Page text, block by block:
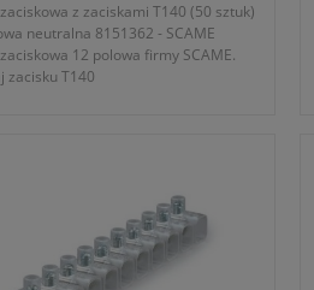
z zaciskami T140 (50 sztuk)
neutralna 8151362 - SCAME
12 polowa firmy SCAME.
zacisku T140
1 rok lub dłużej zgodnie z
producenta